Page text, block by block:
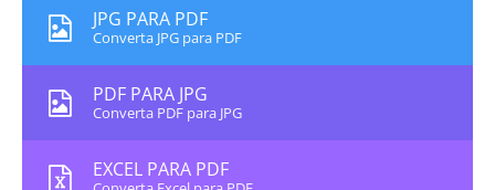
JPG PARA PDF
Converta JPG para PDF
PDF PARA JPG
Converta PDF para JPG
EXCEL PARA PDF